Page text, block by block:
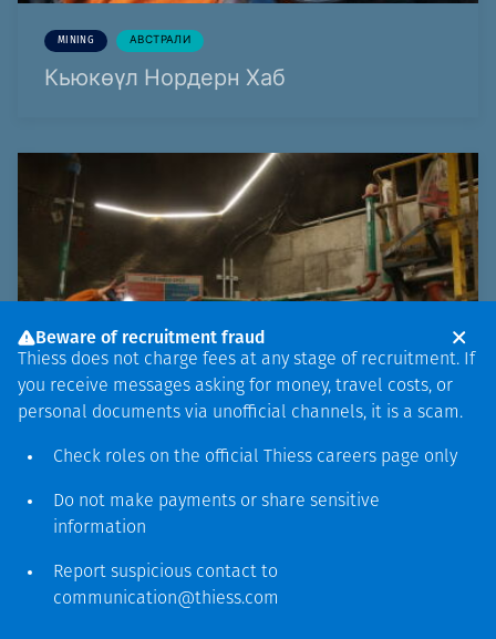
MINING АВСТРАЛИ
Кьюкөүл Нордерн Хаб
Beware of recruitment fraud
Thiess does not charge fees at any stage of recruitment. If
you receive messages asking for money, travel costs, or
personal documents via unofficial channels, it is a scam.
Check roles on the official Thiess careers page only
Do not make payments or share sensitive
information
Report suspicious contact to
communication@thiess.com